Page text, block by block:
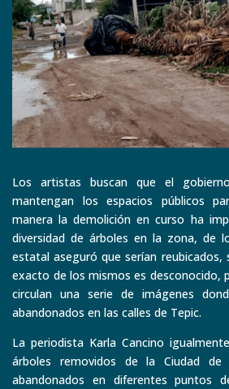
Los artistas buscan que el
mantengan los espacios públicos
manera la demolición en curso ha
diversidad de árboles en la zona, de
estatal aseguró que serían
exacto de los mismos es desconocido,
circulan una serie de imágenes
abandonados en las calles de Tepic.
La periodista Karla Cancino
árboles removidos de la Ciudad
abandonados en diferentes puntos